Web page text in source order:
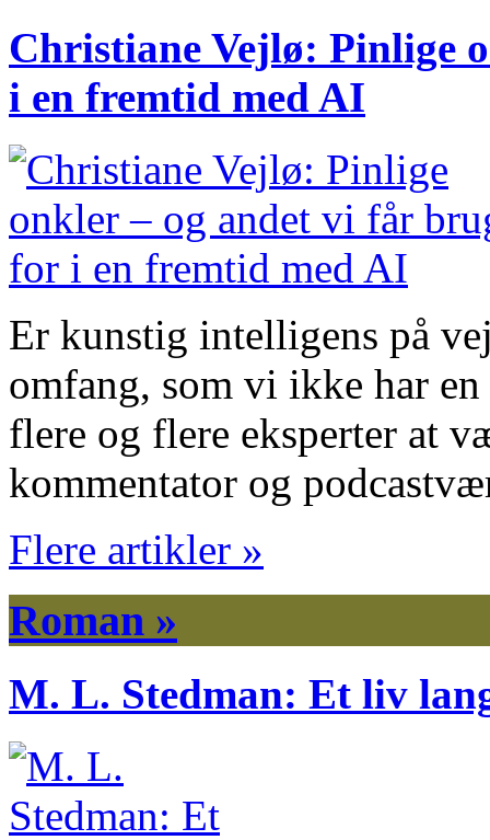
Christiane Vejlø: Pinlige
i en fremtid med AI
Er kunstig intelligens på
omfang, som vi ikke har
flere og flere eksperter at
kommentator og
Flere artikler »
Roman »
M. L. Stedman: Et liv